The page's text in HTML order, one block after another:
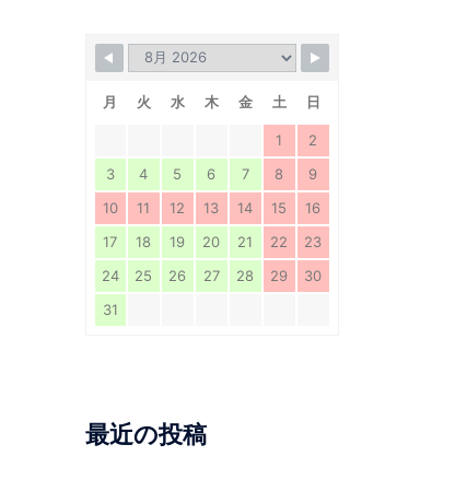
月 火 水 木 金 土 日
1
2
3
4 5 6 7 8
9
10
11 12 13 14 15
16
17
18 19 20 21 22
23
24
25 26 27 28 29
30
31
最近の投稿